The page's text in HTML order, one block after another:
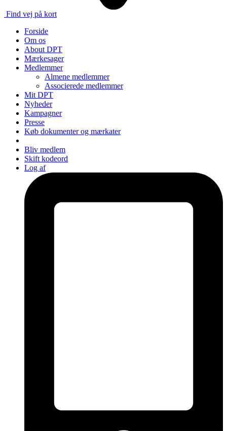
Find vej på kort
Forside
Om os
About DPT
Mærkesager
Medlemmer
Almene medlemmer
Associerede medlemmer
Mit DPT
Nyheder
Kampagner
Presse
Køb dokumenter og mærkater
Bliv medlem
Skift kodeord
Log af